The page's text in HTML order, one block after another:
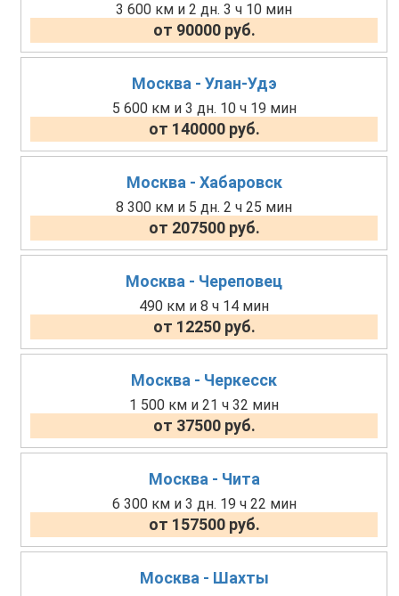
3 600 км и 2 дн. 3 ч 10 мин
от 90000 руб.
Москва - Улан-Удэ
5 600 км и 3 дн. 10 ч 19 мин
от 140000 руб.
Москва - Хабаровск
8 300 км и 5 дн. 2 ч 25 мин
от 207500 руб.
Москва - Череповец
490 км и 8 ч 14 мин
от 12250 руб.
Москва - Черкесск
1 500 км и 21 ч 32 мин
от 37500 руб.
Москва - Чита
6 300 км и 3 дн. 19 ч 22 мин
от 157500 руб.
Москва - Шахты